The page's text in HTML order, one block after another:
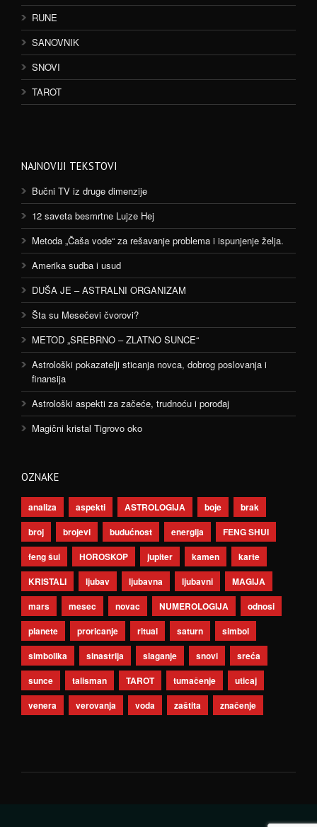
RUNE
SANOVNIK
SNOVI
TAROT
NAJNOVIJI TEKSTOVI
Bučni TV iz druge dimenzije
12 saveta besmrtne Lujze Hej
Metoda „Čaša vode“ za rešavanje problema i ispunjenje želja.
Amerika sudba i usud
DUŠA JE – ASTRALNI ORGANIZAM
Šta su Mesečevi čvorovi?
METOD „SREBRNO – ZLATNO SUNCE“
Astrološki pokazatelji sticanja novca, dobrog poslovanja i
finansija
Astrološki aspekti za začeće, trudnoću i porođaj
Magični kristal Tigrovo oko
OZNAKE
analiza aspekti ASTROLOGIJA boje
brak
broj
brojevi budućnost energija
FENG SHUI
feng šui
HOROSKOP jupiter kamen
karte
KRISTALI
ljubav ljubavna ljubavni
MAGIJA
mars
mesec novac NUMEROLOGIJA
odnosi
planete
proricanje ritual saturn
simbol
simbolika
sinastrija slaganje snovi
sreća
sunce
talisman TAROT tumačenje
uticaj
venera
verovanja voda zaštita značenje